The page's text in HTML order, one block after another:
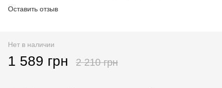
Оставить отзыв
Нет в наличии
1 589 грн 2 210 грн